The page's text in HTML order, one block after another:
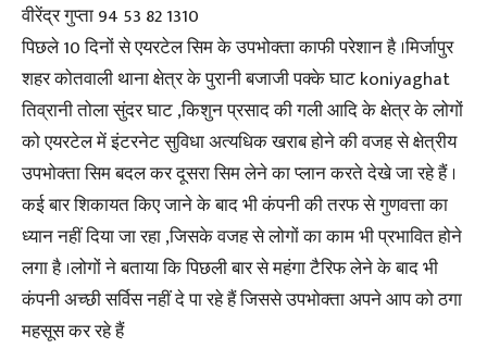
वीरेंद्र गुप्ता 94 53 82 1310
पिछले 10 दिनों से एयरटेल सिम के उपभोक्ता काफी परेशान है ।मिर्जापुर
शहर कोतवाली थाना क्षेत्र के पुरानी बजाजी पक्के घाट koniyaghat
तिव्रानी तोला सुंदर घाट ,किशुन प्रसाद की गली आदि के क्षेत्र के लोगों
को एयरटेल में इंटरनेट सुविधा अत्यधिक खराब होने की वजह से क्षेत्रीय
उपभोक्ता सिम बदल कर दूसरा सिम लेने का प्लान करते देखे जा रहे हैं ।
कई बार शिकायत किए जाने के बाद भी कंपनी की तरफ से गुणवत्ता का
ध्यान नहीं दिया जा रहा ,जिसके वजह से लोगों का काम भी प्रभावित होने
लगा है ।लोगों ने बताया कि पिछली बार से महंगा टैरिफ लेने के बाद भी
कंपनी अच्छी सर्विस नहीं दे पा रहे हैं जिससे उपभोक्ता अपने आप को ठगा
महसूस कर रहे हैं